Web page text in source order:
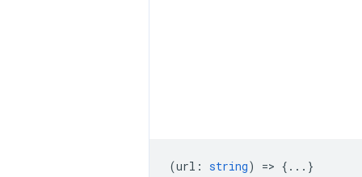
(url : string) => {...}